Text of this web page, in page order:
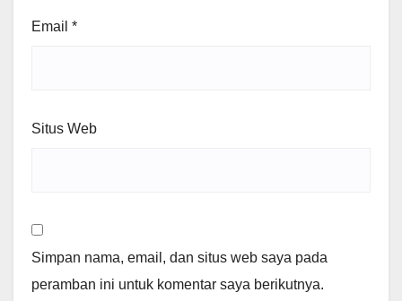
Email *
Situs Web
Simpan nama, email, dan situs web saya pada
peramban ini untuk komentar saya berikutnya.